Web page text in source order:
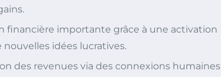
financière importante grâce à une activation
idées lucratives.
des revenues via des connexions humaines